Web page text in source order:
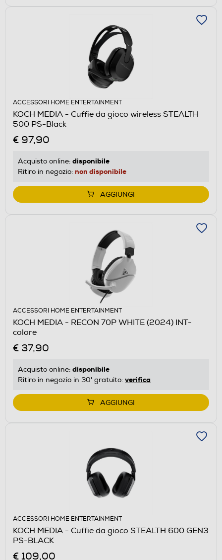
ACCESSORI HOME ENTERTAINMENT
KOCH MEDIA - Cuffie da gioco wireless STEALTH
500 PS-Black
€ 97,90
Acquisto online: disponibile
Ritiro in negozio: non disponibile
AGGIUNGI
ACCESSORI HOME ENTERTAINMENT
KOCH MEDIA - RECON 70P WHITE (2024) INT-
colore
€ 37,90
Acquisto online: disponibile
Ritiro in negozio in 30' gratuito: verifica
AGGIUNGI
ACCESSORI HOME ENTERTAINMENT
KOCH MEDIA - Cuffie da gioco STEALTH 600 GEN3
PS-BLACK
€ 109,00